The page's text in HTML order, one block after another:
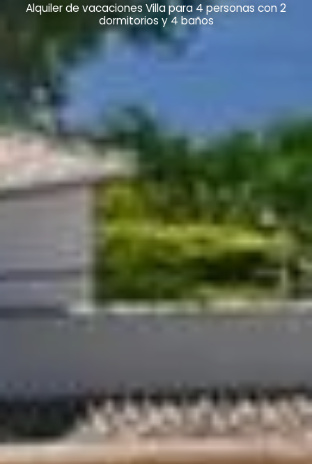
Alquiler de vacaciones Villa para 4 personas con 2
dormitorios y 4 baños